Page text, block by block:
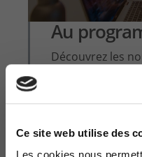
Ce site web utilise des
Au
Découvrez les
collaborer sur